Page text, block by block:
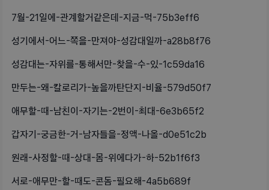
7월-21일에-관계할거같은데-지금-먹-75b3eff6
성기에서-어느-쪽을-만져야-성감대일까-a28b8f76
성감대는-자위를-통해서만-찾을-수-있-1c59da16
만두는-왜-칼로리가-높을까탄단지-비율-579d50f7
애무할-때-남친이-자기는-2번이-최대-6e3b65f2
갑자기-궁금한-거-남자들을-정액-나올-d0e51c2b
원래-사정할-때-상대-몸-위에다가-하-52b1f6f3
서로-애무만-할-때도-콘돔-필요해-4a5b689f